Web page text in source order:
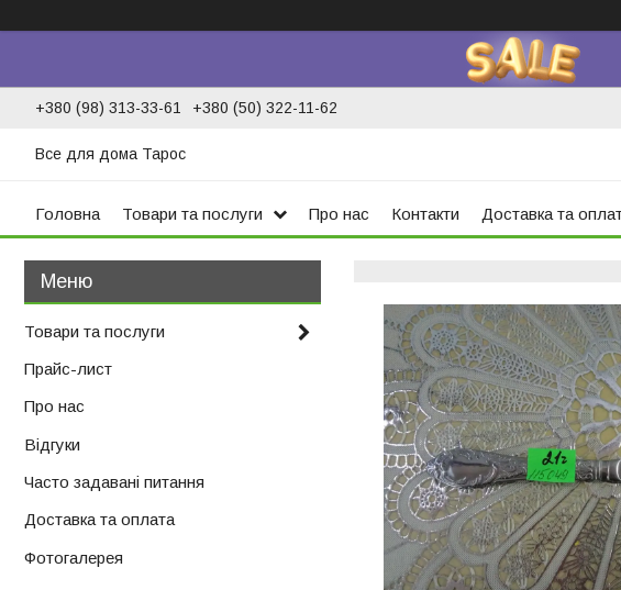
+380 (98) 313-33-61 +380 (50) 322-11-62
Все для дома Тарос
Головна Товари та послуги Про нас Контакти Доставка та
Товари та послуги
Прайс-лист
Про нас
Відгуки
Часто задавані питання
Доставка та оплата
Фотогалерея